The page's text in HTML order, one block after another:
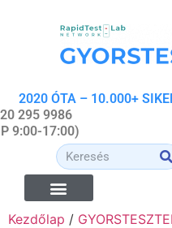
2020 ÓTA – 10.000+
295 9986
9:00-17:00)
Kezdőlap /